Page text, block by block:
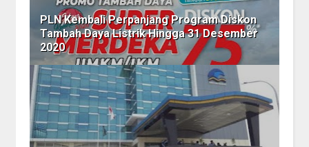
PLN Kembali Perpanjang Program Diskon
Tambah Daya Listrik Hingga 31 Desember
2020